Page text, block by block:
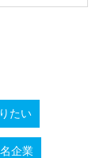
たい
企業